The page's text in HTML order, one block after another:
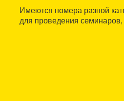
Имеются номера разной
для проведения семинаров,